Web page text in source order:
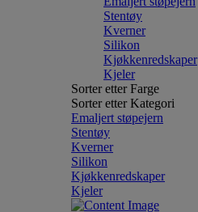
Stentøy
Kverner
Silikon
Kjøkkenredskaper
Kjeler
Sorter etter Farge
Sorter etter Kategori
Emaljert støpejern
Stentøy
Kverner
Silikon
Kjøkkenredskaper
Kjeler